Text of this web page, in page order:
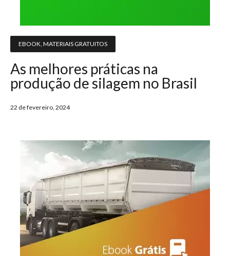
EBOOK MATERIAIS GRATUITOS
As melhores práticas na
produção de silagem no Brasil
22 de fevereiro, 2024